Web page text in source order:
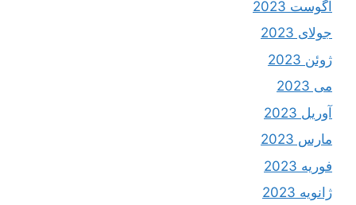
آگوست 2023
جولای 2023
ژوئن 2023
می 2023
آوریل 2023
مارس 2023
فوریه 2023
ژانویه 2023